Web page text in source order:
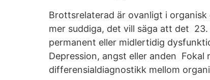
Brottsrelaterad är ovanligt i
mer suddiga, det vill säga att det
permanent eller midlertidig
Depression, angst eller anden
differensialdiagnostikk mellom